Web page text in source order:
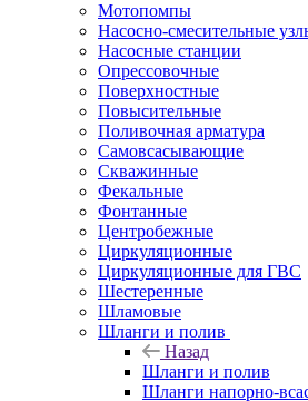
Мотопомпы
Насосно-смесительные
Насосные станции
Опрессовочные
Поверхностные
Повысительные
Поливочная арматура
Самовсасывающие
Скважинные
Фекальные
Фонтанные
Центробежные
Циркуляционные
Циркуляционные для ГВС
Шестеренные
Шламовые
Шланги и полив
Назад
Шланги и полив
Шланги напорно-